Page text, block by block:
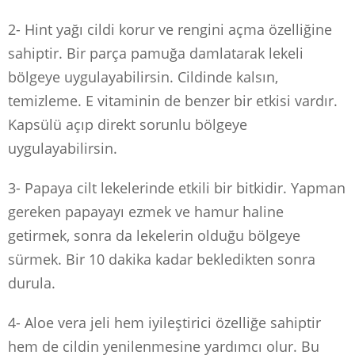
2- Hint yağı cildi korur ve rengini açma özelliğine
sahiptir. Bir parça pamuğa damlatarak lekeli
bölgeye uygulayabilirsin. Cildinde kalsın,
temizleme. E vitaminin de benzer bir etkisi vardır.
Kapsülü açıp direkt sorunlu bölgeye
uygulayabilirsin.
3- Papaya cilt lekelerinde etkili bir bitkidir. Yapman
gereken papayayı ezmek ve hamur haline
getirmek, sonra da lekelerin olduğu bölgeye
sürmek. Bir 10 dakika kadar bekledikten sonra
durula.
4- Aloe vera jeli hem iyileştirici özelliğe sahiptir
hem de cildin yenilenmesine yardımcı olur. Bu